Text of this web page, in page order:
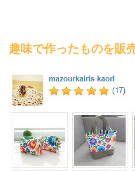
趣味で作ったものを販